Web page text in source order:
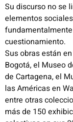
Su discurso no se
elementos
cuestionamiento.
Sus obras están
Bogotá, el Museo
de Cartagena, el
las Américas en
entre otras
más de 150